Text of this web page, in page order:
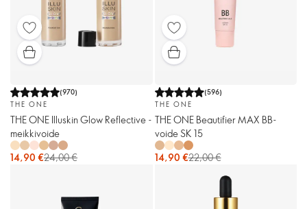
(970)
THE ONE
THE ONE Illuskin Glow Reflective -
meikkivoide
14,90 €24,00 €
(596)
THE ONE
THE ONE Beautifier MAX BB-
voide SK 15
14,90 €22,00 €